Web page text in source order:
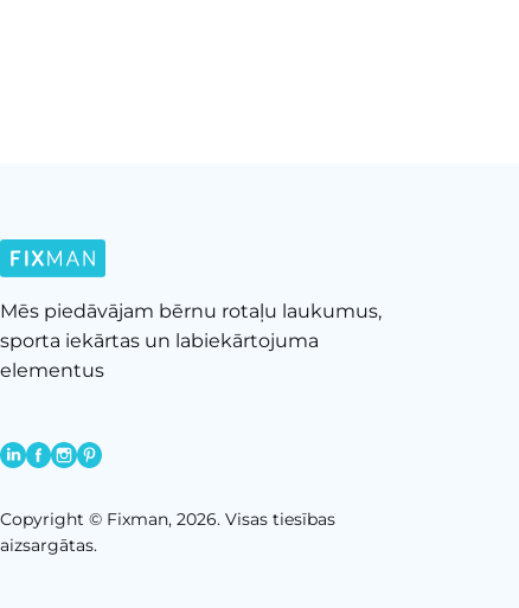
Mēs piedāvājam bērnu rotaļu laukumus,
sporta iekārtas un labiekārtojuma
elementus
Copyright © Fixman, 2026. Visas tiesības
aizsargātas.